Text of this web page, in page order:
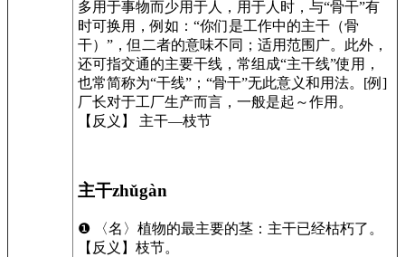
多用于事物而少用于人，用于人时，与“骨干”有
时可换用，例如：“你们是工作中的主干（骨
干）”，但二者的意味不同；适用范围广。此外，
还可指交通的主要干线，常组成“主干线”使用，
也常简称为“干线”；“骨干”无此意义和用法。[例]
厂长对于工厂生产而言，一般是起～作用。
【反义】 主干—枝节
主干zhǔgàn
❶ 〈名〉植物的最主要的茎：主干已经枯朽了。
【反义】枝节。